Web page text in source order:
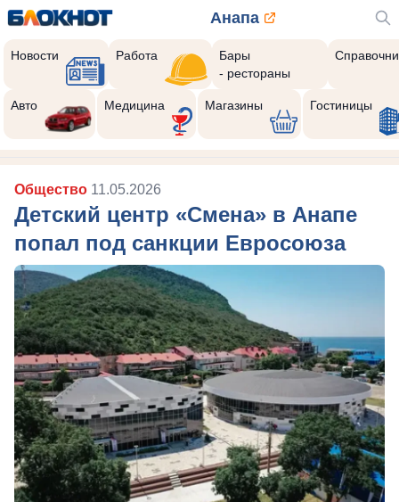
Анапа
Новости Работа
Бары
- рестораны
Авто Медицина Магазины Гостиницы
Общество 11.05.2026
Детский центр «Смена» в Анапе
попал под санкции Евросоюза